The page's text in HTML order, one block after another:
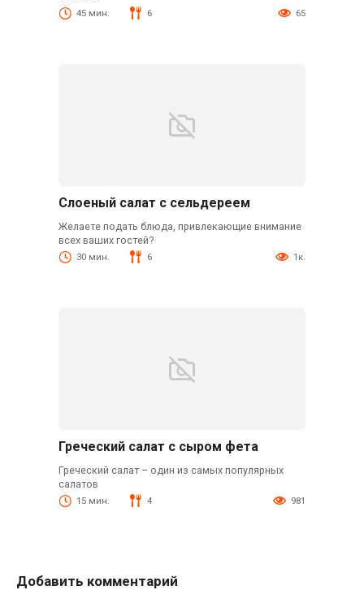
45 мин. 6 65
Слоеный салат с сельдереем
Желаете подать блюда, привлекающие внимание
всех ваших гостей?
30 мин. 6 1к.
Греческий салат с сыром фета
Греческий салат – один из самых популярных
салатов
15 мин. 4 981
Добавить комментарий